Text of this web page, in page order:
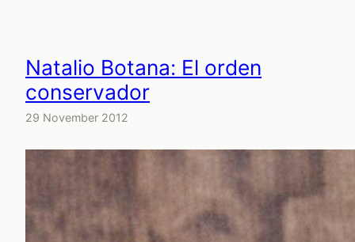
Natalio Botana: El orden
conservador
29 November 2012